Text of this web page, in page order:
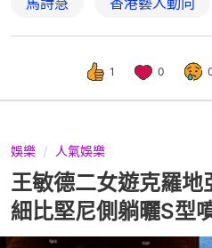
1 0
娛樂 人氣娛樂
王敏德二女遊克羅
細比堅尼側躺曬S型